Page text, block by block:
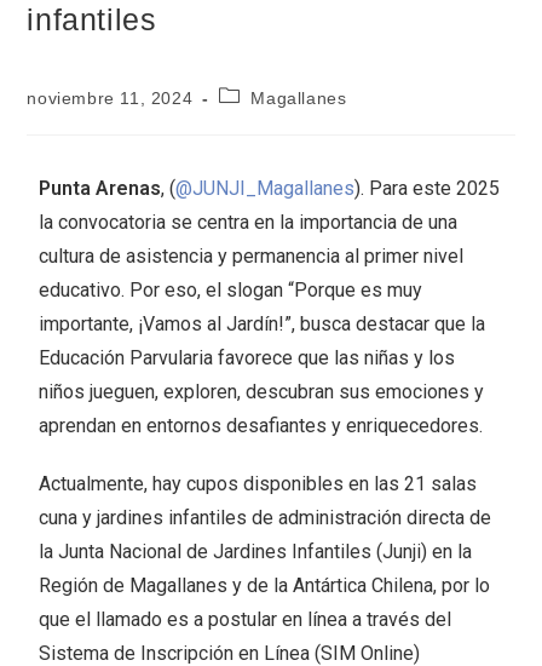
infantiles
noviembre 11, 2024 Magallanes
Punta Arenas, (@JUNJI_Magallanes). Para este 2025
la convocatoria se centra en la importancia de una
cultura de asistencia y permanencia al primer nivel
educativo. Por eso, el slogan “Porque es muy
importante, ¡Vamos al Jardín!”, busca destacar que la
Educación Parvularia favorece que las niñas y los
niños jueguen, exploren, descubran sus emociones y
aprendan en entornos desafiantes y enriquecedores.
Actualmente, hay cupos disponibles en las 21 salas
cuna y jardines infantiles de administración directa de
la Junta Nacional de Jardines Infantiles (Junji) en la
Región de Magallanes y de la Antártica Chilena, por lo
que el llamado es a postular en línea a través del
Sistema de Inscripción en Línea (SIM Online)